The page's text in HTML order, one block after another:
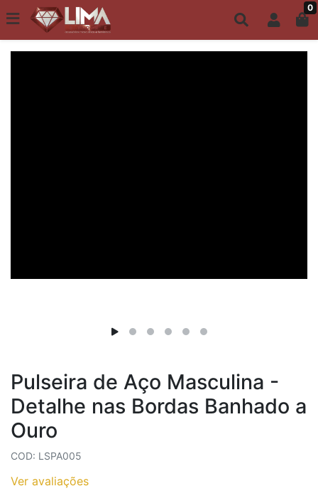
Todo site até 6X s/ juros | Frete Grátis a partir de R$149,00 0
ACESSÓRIOS MASCULINOS
Pulseira de Aço Masculina -
Detalhe nas Bordas Banhado a
Ouro
COD: LSPA005
Ver avaliações